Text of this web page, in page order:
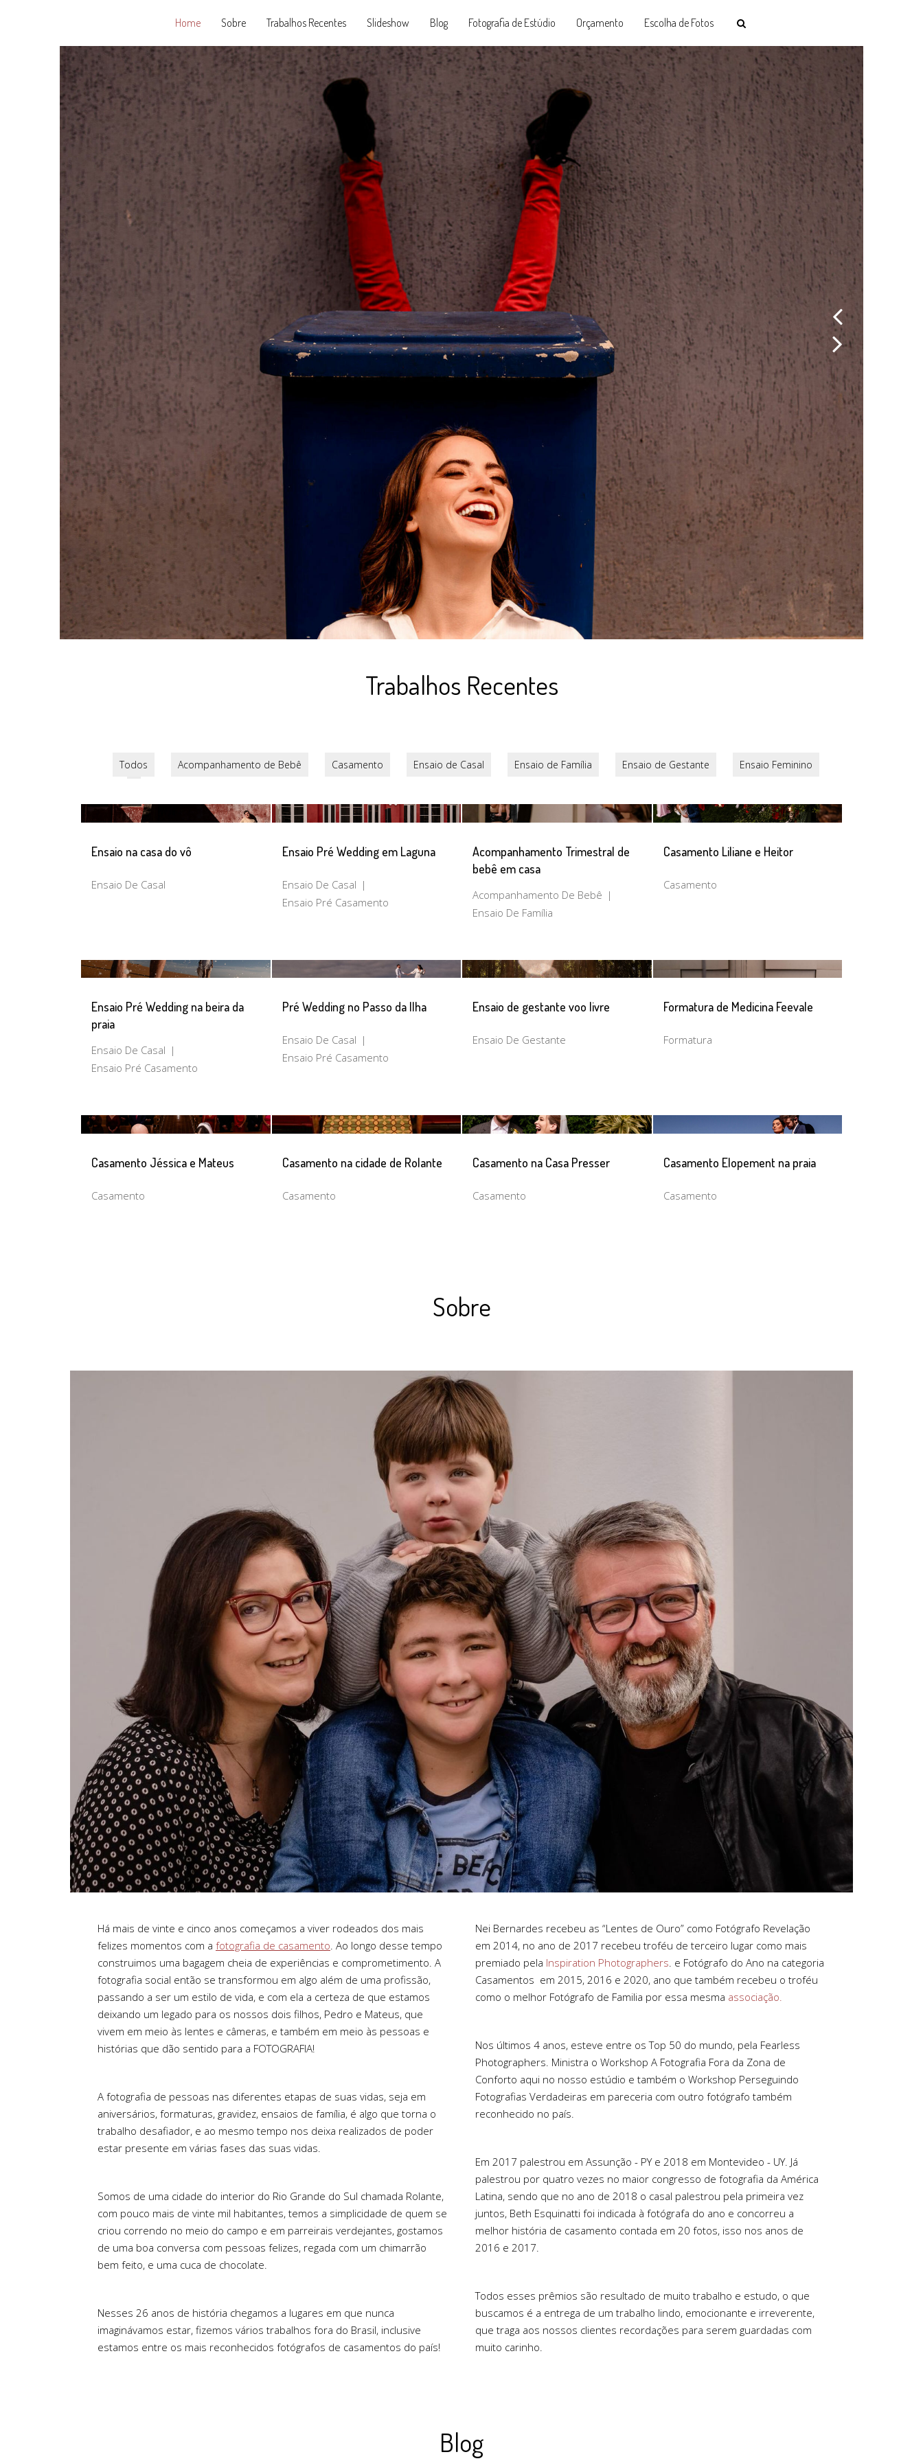
Home Sobre Trabalhos Recentes Slideshow Blog Fotografia de Estúdio Orçamento Escolha de Fotos
Trabalhos Recentes
Todos Acompanhamento de Bebê Casamento Ensaio de Casal Ensaio de Família Ensaio de Gestante Ensaio Feminino
Ensaio na casa do vô
Ensaio De Casal
Ensaio Pré Wedding em Laguna
Ensaio De Casal
Ensaio Pré Casamento
Acompanhamento Trimestral de
bebê em casa
Acompanhamento De Bebê
Ensaio De Família
Casamento Liliane e Heitor
Casamento
Ensaio Pré Wedding na beira da
praia
Ensaio De Casal
Ensaio Pré Casamento
Pré Wedding no Passo da Ilha
Ensaio De Casal
Ensaio Pré Casamento
Ensaio de gestante voo livre
Ensaio De Gestante
Formatura de Medicina Feevale
Formatura
Casamento Jéssica e Mateus
Casamento
Casamento na cidade de Rolante
Casamento
Casamento na Casa Presser
Casamento
Casamento Elopement na praia
Casamento
Sobre
Há mais de vinte e cinco anos começamos a viver rodeados dos mais
felizes momentos com a fotografia de casamento . Ao longo desse tempo
construimos uma bagagem cheia de experiências e comprometimento. A
fotografia social então se transformou em algo além de uma profissão,
passando a ser um estilo de vida, e com ela a certeza de que estamos
deixando um legado para os nossos dois filhos, Pedro e Mateus, que
vivem em meio às lentes e câmeras, e também em meio às pessoas e
histórias que dão sentido para a FOTOGRAFIA!
A fotografia de pessoas nas diferentes etapas de suas vidas, seja em
aniversários, formaturas, gravidez, ensaios de família, é algo que torna o
trabalho desafiador, e ao mesmo tempo nos deixa realizados de poder
estar presente em várias fases das suas vidas.
Somos de uma cidade do interior do Rio Grande do Sul chamada Rolante,
com pouco mais de vinte mil habitantes, temos a simplicidade de quem se
criou correndo no meio do campo e em parreirais verdejantes, gostamos
de uma boa conversa com pessoas felizes, regada com um chimarrão
bem feito, e uma cuca de chocolate.
Nesses 26 anos de história chegamos a lugares em que nunca
imaginávamos estar, fizemos vários trabalhos fora do Brasil, inclusive
estamos entre os mais reconhecidos fotógrafos de casamentos do país!
Nei Bernardes recebeu as “Lentes de Ouro” como Fotógrafo Revelação
em 2014, no ano de 2017 recebeu troféu de terceiro lugar como mais
premiado pela Inspiration Photographers . e Fotógrafo do Ano na categoria
Casamentos em 2015, 2016 e 2020, ano que também recebeu o troféu
como o melhor Fotógrafo de Familia por essa mesma associação.
Nos últimos 4 anos, esteve entre os Top 50 do mundo, pela Fearless
Photographers. Ministra o Workshop A Fotografia Fora da Zona de
Conforto aqui no nosso estúdio e também o Workshop Perseguindo
Fotografias Verdadeiras em pareceria com outro fotógrafo também
reconhecido no país.
Em 2017 palestrou em Assunção - PY e 2018 em Montevideo - UY. Já
palestrou por quatro vezes no maior congresso de fotografia da América
Latina, sendo que no ano de 2018 o casal palestrou pela primeira vez
juntos, Beth Esquinatti foi indicada à fotógrafa do ano e concorreu a
melhor história de casamento contada em 20 fotos, isso nos anos de
2016 e 2017.
Todos esses prêmios são resultado de muito trabalho e estudo, o que
buscamos é a entrega de um trabalho lindo, emocionante e irreverente,
que traga aos nossos clientes recordações para serem guardadas com
muito carinho.
Blog